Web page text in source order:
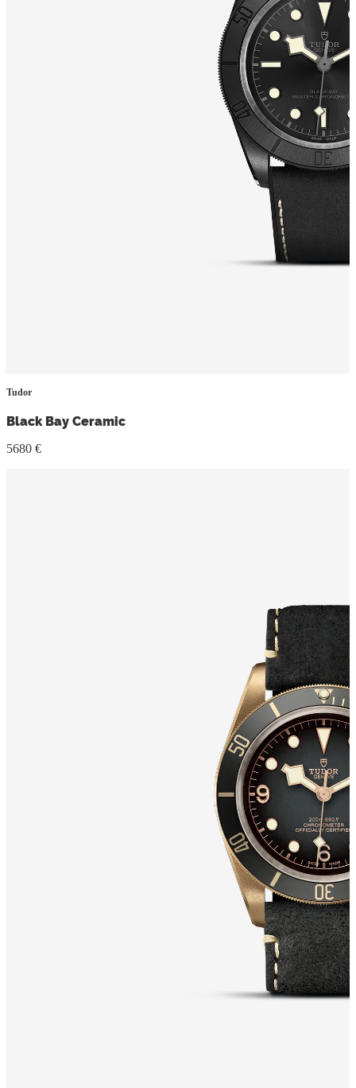
Tudor
Black Bay Ceramic
5680 €